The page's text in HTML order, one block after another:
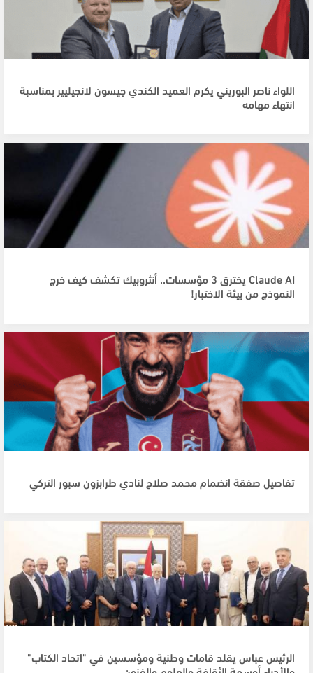
اللواء ناصر البوريني يكرم العميد الكندي جيسون لانجيليير بمناسبة
انتهاء مهامه
Claude AI يخترق 3 مؤسسات.. أنثروبيك تكشف كيف خرج
النموذج من بيئة الاختبار!
تفاصيل صفقة انضمام محمد صلاح لنادي طرابزون سبور التركي
الرئيس عباس يقلد قامات وطنية ومؤسسين في "اتحاد الكتاب"